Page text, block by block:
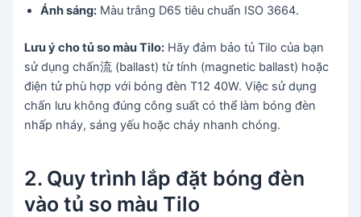
Ánh sáng: Màu trắng D65 tiêu chuẩn ISO 3664.
Lưu ý cho tủ so màu Tilo: Hãy đảm bảo tủ Tilo của bạn
sử dụng chấn流 (ballast) từ tính (magnetic ballast) hoặc
điện tử phù hợp với bóng đèn T12 40W. Việc sử dụng
chấn lưu không đúng công suất có thể làm bóng đèn
nhấp nháy, sáng yếu hoặc cháy nhanh chóng.
2. Quy trình lắp đặt bóng đèn
vào tủ so màu Tilo